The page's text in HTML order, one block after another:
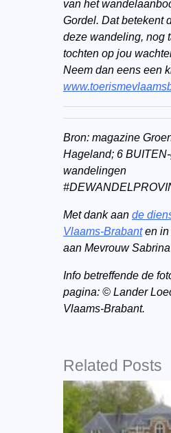
van het
Gordel. Dat betekent
deze wandeling, nog
tochten op jou
Neem dan eens een
Bron: magazine
Hageland; 6
wandelingen
Met dank aan de
Vlaams-Brabanten in
aan Mevrouw
Info betreffende de
pagina: © Lander
Vlaams-Brabant.
Related Posts